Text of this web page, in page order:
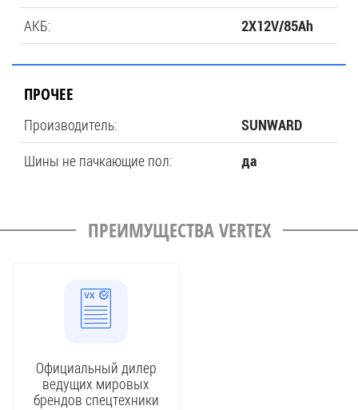
АКБ: 2X12V/85Ah
ПРОЧЕЕ
Производитель: SUNWARD
Шины не пачкающие пол: да
ПРЕИМУЩЕСТВА VERTEX
Официальный дилер
ведущих мировых
брендов спецтехники